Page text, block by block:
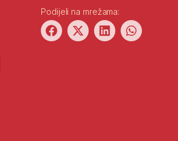
Podijeli na mrežama: